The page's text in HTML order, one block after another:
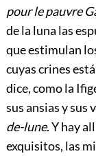
pour le pauvre
de la luna las
que estimulan
cuyas crines
dice, como la
sus ansias y sus
de-lune. Y hay
exquisitos, las